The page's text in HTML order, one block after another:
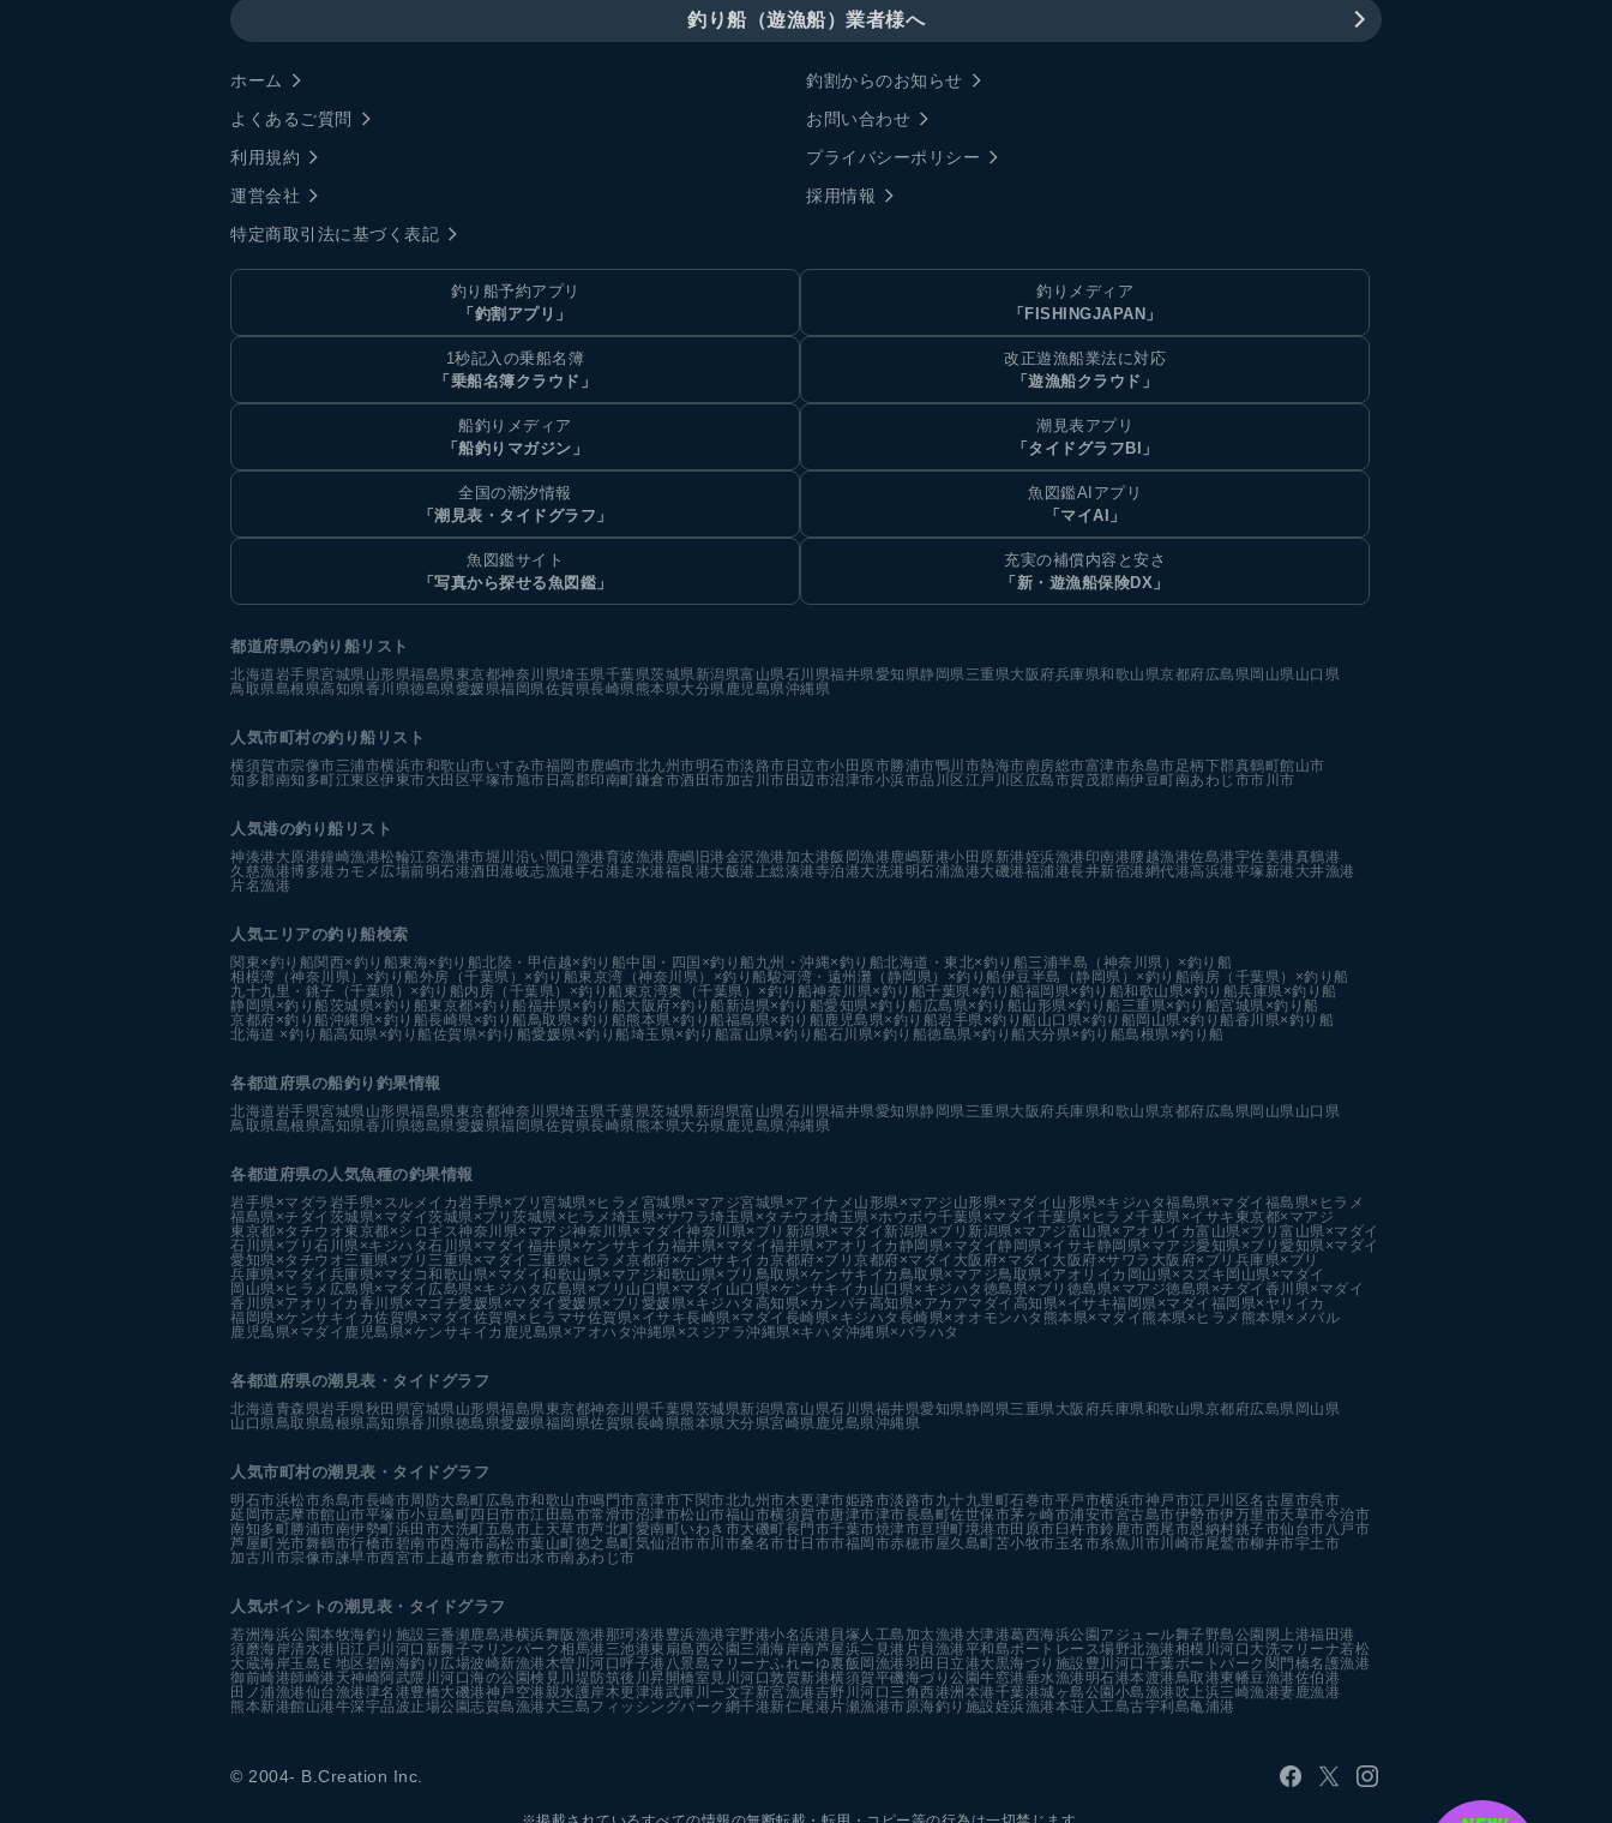
釣り船（遊漁船）業者様へ
ホーム
釣割からのお知らせ
よくあるご質問
お問い合わせ
利用規約
プライバシーポリシー
運営会社
採用情報
特定商取引法に基づく表記
釣り船予約アプリ
「釣割アプリ」
釣りメディア
「FISHINGJAPAN」
1秒記入の乗船名簿
「乗船名簿クラウド」
改正遊漁船業法に対応
「遊漁船クラウド」
船釣りメディア
「船釣りマガジン」
潮見表アプリ
「タイドグラフBI」
全国の潮汐情報
「潮見表・タイドグラフ」
魚図鑑AIアプリ
「マイAI」
魚図鑑サイト
「写真から探せる魚図鑑」
充実の補償内容と安さ
「新・遊漁船保険DX」
都道府県の釣り船リスト
北海道岩手県宮城県山形県福島県東京都神奈川県埼玉県千葉県茨城県新潟県富山県石川県福井県愛知県静岡県三重県大阪府兵庫県和歌山県京都府広島県岡山県山口県
鳥取県島根県高知県香川県徳島県愛媛県福岡県佐賀県長崎県熊本県大分県鹿児島県沖縄県
人気市町村の釣り船リスト
横須賀市宗像市三浦市横浜市和歌山市いすみ市福岡市鹿嶋市北九州市明石市淡路市 日立市小田原市勝浦市鴨川市熱海市南房総市富津市糸島市足柄下郡真鶴町館山市
知多郡南知多町江東区伊東市大田区平塚市旭市 日高郡印南町鎌倉市酒田市加古川市 田辺市沼津市小浜市品川区 江戸川区 広島市賀茂郡南伊豆町南あわじ市市川市
人気港の釣り船リスト
神湊港 大原港鐘崎漁港松輪江奈漁港市堀川沿い 間口漁港育波漁港 鹿嶋旧港金沢漁港 加太港飯岡漁港鹿嶋新港小田原新港姪浜漁港 印南港 腰越漁港佐島港宇佐美港真鶴港
久慈漁港博多港カモメ広場前明石港酒田港岐志漁港手石港走水港福良港大飯港 上総湊港寺泊港大洗港 明石浦漁港大磯港福浦港長井新宿港網代港高浜港平塚新港 大井漁港
片名漁港
人気エリアの釣り船検索
関東×釣り船関西×釣り船東海×釣り船北陸・甲信越×釣り船中国・四国×釣り船 九州・沖縄×釣り船北海道・東北×釣り船三浦半島（神奈川県）×釣り船
相模湾（神奈川県）×釣り船外房（千葉県）×釣り船東京湾（神奈川県）×釣り船駿河湾・遠州灘（静岡県）×釣り船伊豆半島（静岡県）×釣り船南房（千葉県）×釣り船
九十九里・銚子（千葉県）×釣り船内房（千葉県）×釣り船 東京湾奥（千葉県）×釣り船神奈川県×釣り船千葉県×釣り船福岡県×釣り船和歌山県×釣り船兵庫県×釣り船
静岡県×釣り船茨城県×釣り船東京都×釣り船福井県×釣り船大阪府×釣り船 新潟県×釣り船愛知県×釣り船 広島県×釣り船山形県×釣り船 三重県×釣り船宮城県×釣り船
京都府×釣り船沖縄県×釣り船長崎県×釣り船鳥取県×釣り船熊本県×釣り船福島県×釣り船鹿児島県×釣り船岩手県×釣り船 山口県×釣り船 岡山県×釣り船香川県×釣り船
北海道 ×釣り船高知県×釣り船佐賀県×釣り船愛媛県×釣り船埼玉県×釣り船富山県×釣り船石川県×釣り船徳島県×釣り船 大分県×釣り船島根県×釣り船
各都道府県の船釣り釣果情報
北海道岩手県宮城県山形県福島県東京都神奈川県埼玉県千葉県茨城県新潟県富山県石川県福井県愛知県静岡県三重県大阪府兵庫県和歌山県京都府広島県岡山県山口県
鳥取県島根県高知県香川県徳島県愛媛県福岡県佐賀県長崎県熊本県大分県鹿児島県沖縄県
各都道府県の人気魚種の釣果情報
岩手県×マダラ 岩手県×スルメイカ岩手県×ブリ 宮城県×ヒラメ 宮城県×マアジ宮城県×アイナメ 山形県×マアジ 山形県×マダイ 山形県×キジハタ福島県×マダイ 福島県×ヒラメ
福島県×チダイ 茨城県×マダイ茨城県×ブリ 茨城県×ヒラメ 埼玉県×サワラ埼玉県×タチウオ埼玉県×ホウボウ千葉県×マダイ 千葉県×ヒラメ千葉県×イサキ 東京都×マアジ
東京都×タチウオ東京都×シロギス神奈川県×マアジ神奈川県×マダイ神奈川県×ブリ 新潟県×マダイ 新潟県×ブリ 新潟県×マアジ富山県×アオリイカ富山県×ブリ 富山県×マダイ
石川県×ブリ 石川県×キジハタ石川県×マダイ 福井県×ケンサキイカ 福井県×マダイ福井県×アオリイカ 静岡県×マダイ 静岡県×イサキ 静岡県×マアジ愛知県×ブリ 愛知県×マダイ
愛知県×タチウオ三重県×ブリ 三重県×マダイ 三重県×ヒラメ京都府×ケンサキイカ京都府×ブリ 京都府×マダイ 大阪府×マダイ 大阪府×サワラ 大阪府×ブリ 兵庫県×ブリ
兵庫県×マダイ 兵庫県×マダコ和歌山県×マダイ和歌山県×マアジ和歌山県×ブリ 鳥取県×ケンサキイカ 鳥取県×マアジ鳥取県×アオリイカ 岡山県×スズキ 岡山県×マダイ
岡山県×ヒラメ 広島県×マダイ 広島県×キジハタ 広島県×ブリ 山口県×マダイ 山口県×ケンサキイカ 山口県×キジハタ 徳島県×ブリ 徳島県×マアジ徳島県×チダイ 香川県×マダイ
香川県×アオリイカ 香川県×マゴチ愛媛県×マダイ 愛媛県×ブリ 愛媛県×キジハタ 高知県×カンパチ高知県×アカアマダイ 高知県×イサキ福岡県×マダイ 福岡県×ヤリイカ
福岡県×ケンサキイカ佐賀県×マダイ 佐賀県×ヒラマサ佐賀県×イサキ長崎県×マダイ 長崎県×キジハタ 長崎県×オオモンハタ 熊本県×マダイ 熊本県×ヒラメ 熊本県×メバル
鹿児島県×マダイ 鹿児島県×ケンサキイカ 鹿児島県×アオハタ沖縄県×スジアラ沖縄県×キハダ沖縄県×バラハタ
各都道府県の潮見表 ・タイドグラフ
北海道青森県岩手県秋田県宮城県山形県福島県東京都神奈川県千葉県茨城県新潟県富山県石川県福井県愛知県静岡県三重県大阪府兵庫県和歌山県京都府広島県 岡山県
山口県鳥取県島根県高知県香川県徳島県愛媛県福岡県佐賀県長崎県熊本県大分県宮崎県鹿児島県沖縄県
人気市町村の潮見表・タイドグラフ
明石市浜松市糸島市長崎市周防大島町広島市和歌山市鳴門市富津市下関市北九州市木更津市姫路市淡路市九十九里町石巻市平戸市横浜市神戸市江戸川区名古屋市呉市
延岡市志摩市館山市平塚市小豆島町四日市市江田島市常滑市沼津市松山市福山市横須賀市唐津市津市長島町佐世保市茅ヶ崎市浦安市宮古島市伊勢市伊万里市天草市今治市
南知多町勝浦市南伊勢町浜田市大洗町五島市 上天草市芦北町愛南町いわき市大磯町長門市千葉市焼津市亘理町境港市田原市 臼杵市鈴鹿市西尾市恩納村銚子市仙台市八戸市
芦屋町光市舞鶴市行橋市碧南市西海市高松市葉山町徳之島町気仙沼市市川市桑名市廿日市市福岡市赤穂市屋久島町苫小牧市玉名市糸魚川市川崎市尾鷲市柳井市宇土市
加古川市宗像市諫早市西宮市 上越市倉敷市出水市南あわじ市
人気ポイントの潮見表・タイドグラフ
若洲海浜公園本牧海釣り施設 三番瀬鹿島港横浜舞阪漁港 那珂湊港 豊浜漁港宇野港小名浜港 貝塚人工島 加太漁港 大津港葛西海浜公園 アジュール舞子野島公園 閖上港福田港
須磨海岸清水港 旧江戸川河口 新舞子マリンパーク相馬港 三池港東扇島西公園 三浦海岸南芦屋浜二見港 片貝漁港平和島ボートレース場野北漁港相模川河口 大洗マリーナ若松
大蔵海岸玉島Ｅ地区 碧南海釣り広場波崎新漁港木曽川河口 呼子港 八景島マリーナふれーゆ裏飯岡漁港羽田 日立港大黒海づり施設 豊川河口 千葉ポートパーク 関門橋名護漁港
御前崎港師崎港 天神崎 阿武隈川河口海の公園検見川堤防筑後川昇開橋室見川河口敦賀新港横須賀平磯海づり公園牛窓港垂水漁港 明石港本渡港鳥取港東幡豆漁港佐伯港
田ノ浦漁港仙台漁港津名港豊橋大磯港神戸空港親水護岸木更津港武庫川一文字 新宮漁港吉野川河口 三角西港洲本港千葉港城ヶ島公園 小島漁港 吹上浜三崎漁港妻鹿漁港
熊本新港館山港牛深宇品波止場公園志賀島漁港 大三島フィッシングパーク 網干港新仁尾港 片瀬漁港市原海釣り施設姪浜漁港本荘人工島古宇利島亀浦港
© 2004- B.Creation Inc.